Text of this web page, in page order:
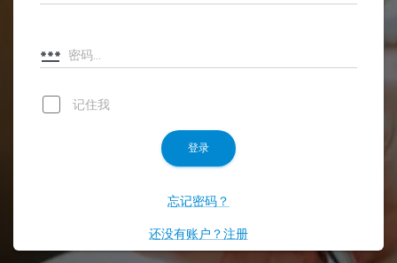
记住我
登录
忘记密码？
还没有账户？注册